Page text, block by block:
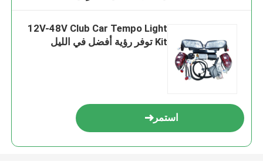
12V-48V Club Car Tempo Light
Kit توفر رؤية أفضل في الليل
استمر